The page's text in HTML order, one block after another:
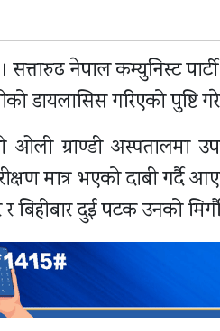
सत्तारुढ नेपाल कम्युनिस्ट
डायलासिस गरिएको पुष्टि
ओली ग्राण्डी
मात्र भएको दाबी गर्दै
बिहीबार दुई पटक उनको